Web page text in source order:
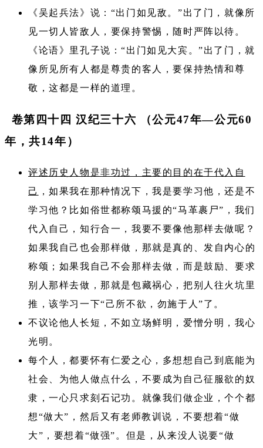
《吴起兵法》说：“出门如见敌。”出了门，就像所
见一切人皆敌人，要保持警惕，随时严阵以待。
《论语》里孔子说：“出门如见大宾。”出了门，就
像所见所有人都是尊贵的客人，要保持热情和尊
敬，这都是一样的道理。
卷第四十四 汉纪三十六 （公元47年—公元60
年，共14年）
评述历史人物是非功过，主要的目的在于代入自
己
，如果我在那种情况下，我是要学习他，还是不
学习他？比如俗世都称颂马援的“马革裹尸”，我们
代入自己，知行合一，我要不要像他那样去做呢？
如果我自己也会那样做，那就是真的、发自内心的
称颂；如果我自己不会那样去做，而是鼓励、要求
别人那样去做，那就是包藏祸心，把别人往火坑里
推，该学习一下“己所不欲，勿施于人”了。
不议论他人长短，不如立场鲜明，爱憎分明，我心
光明。
每个人，都要怀有仁爱之心，多想想自己到底能为
社会、为他人做点什么，不要成为自己征服欲的奴
隶，一心只求刻石记功。就像我们做企业，个个都
想“做大”，然后又有老师教训说，不要想着“做
大”，要想着“做强”。但是，从来没人说要“做